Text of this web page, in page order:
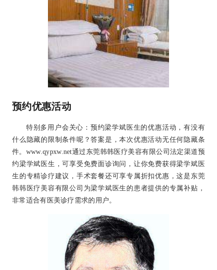
预约优惠活动
特别多用户会关心：预约梁学斌医生的优惠活动，有没有
什么隐藏的限制条件呢？答案是，本次优惠活动无任何隐藏条
件。www.qypxw.net通过东莞韩韩医疗美容有限公司法定渠道预
约梁学斌医生，可享受免费面诊询问，让你免费获得梁学斌医
生的专精诊疗建议，手术套餐还可享专属折扣优惠，这是东莞
韩韩医疗美容有限公司为梁学斌医生的患者提供的专属补贴，
非常适合有医美诊疗需求的用户。